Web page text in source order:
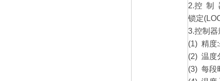
2.控 制
锁定
3.控制
(1) 精度
(2) 温度
(3) 每段